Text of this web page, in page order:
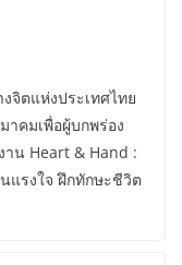
จิตแห่งประเทศไทย
คมเพื่อผู้บกพร่อง
าน Heart & Hand :
แรงใจ ฝึกทักษะชีวิต